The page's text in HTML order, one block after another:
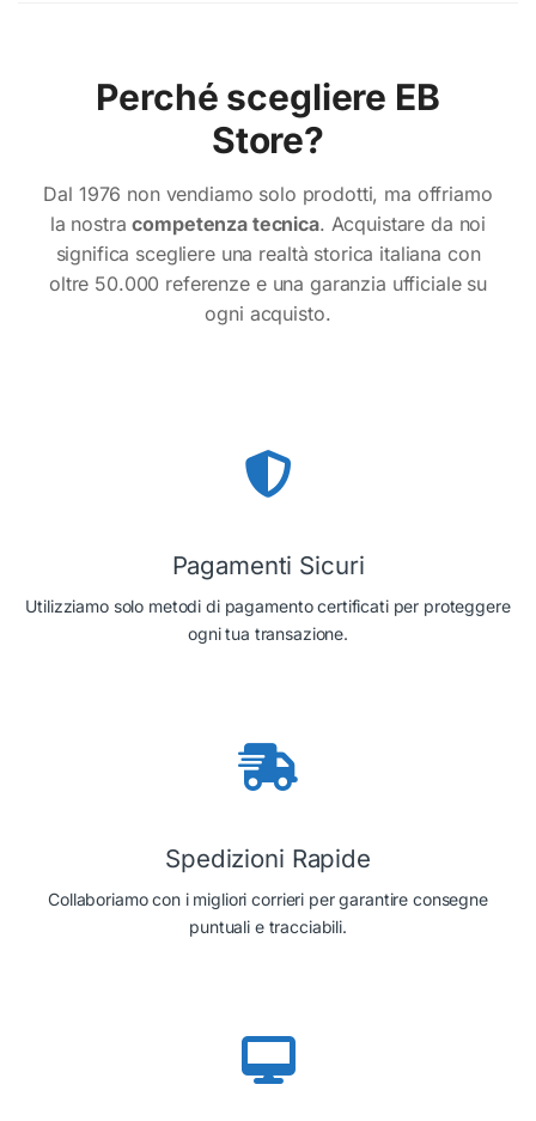
Perché scegliere EB
Store?
Dal 1976 non vendiamo solo prodotti, ma offriamo
la nostracompetenza tecnica. Acquistare da noi
significa scegliere una realtà storica italiana con
oltre 50.000 referenze e una garanzia ufficiale su
ogni acquisto.
Pagamenti Sicuri
Utilizziamo solo metodi di pagamento certificati per proteggere
ogni tua transazione.
Spedizioni Rapide
Collaboriamo con i migliori corrieri per garantire consegne
puntuali e tracciabili.